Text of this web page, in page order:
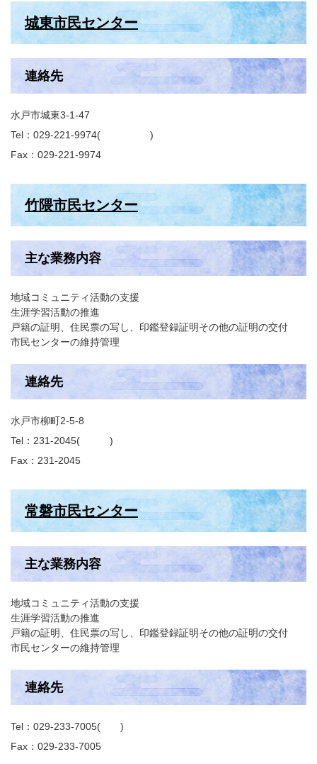
城東市民センター
連絡先
水戸市城東3-1-47
Tel：029-221-9974
Fax：029-221-9974
竹隈市民センター
主な業務内容
地域コミュニティ活動の支援
生涯学習活動の推進
戸籍の証明、住民票の写し、印鑑登録証明その他の証明の交付
市民センターの維持管理
連絡先
水戸市柳町2-5-8
Tel：231-2045
Fax：231-2045
常磐市民センター
主な業務内容
地域コミュニティ活動の支援
生涯学習活動の推進
戸籍の証明、住民票の写し、印鑑登録証明その他の証明の交付
市民センターの維持管理
連絡先
Tel：029-233-7005
Fax：029-233-7005